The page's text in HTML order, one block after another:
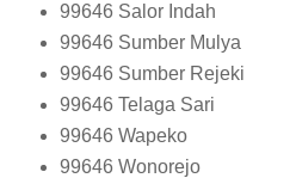
99646 Salor Indah
99646 Sumber Mulya
99646 Sumber Rejeki
99646 Telaga Sari
99646 Wapeko
99646 Wonorejo